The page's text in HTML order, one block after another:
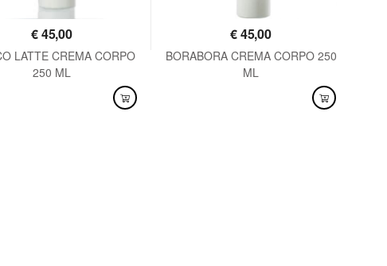
€45,00
LATTE CREMA CORPO
250 ML
€45,00
BORABORA CREMA CORPO 250
ML